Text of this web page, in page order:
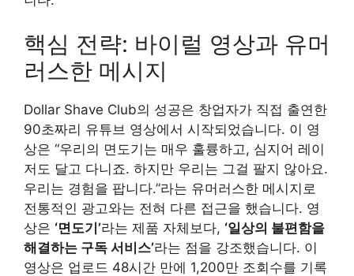
핵심 전략: 바이럴 영상과 유머
러스한 메시지
Dollar Shave Club의 성공은 창업자가 직접 출연한
90초짜리 유튜브 영상에서 시작되었습니다. 이 영
상은 “우리의 면도기는 매우 훌륭하고, 심지어 레이
저도 달고 다니죠. 하지만 우리는 그걸 팔지 않아요.
우리는 경험을 팝니다.”라는 유머러스한 메시지로
전통적인 광고와는 전혀 다른 접근을 했습니다. 영
상은 ‘면도기’라는 제품 자체보다, ‘일상의 불편함을
해결하는 구독 서비스’라는 점을 강조했습니다. 이
영상은 업로드 48시간 만에 1,200만 조회수를 기록